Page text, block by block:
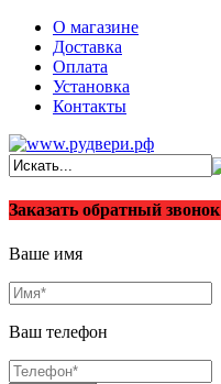
О магазине
Доставка
Оплата
Установка
Контакты
Заказать обратный звонок
Ваше имя
Ваш телефон